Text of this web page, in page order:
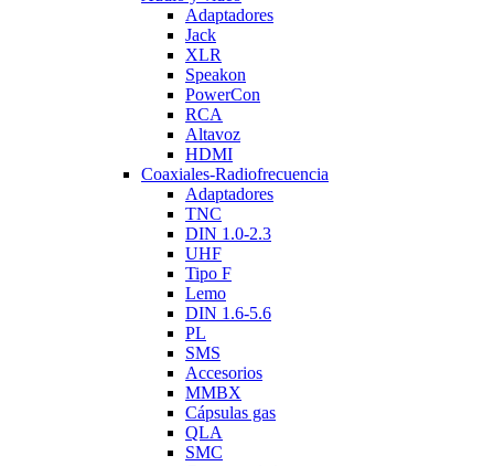
Adaptadores
Jack
XLR
Speakon
PowerCon
RCA
Altavoz
HDMI
Coaxiales-Radiofrecuencia
Adaptadores
TNC
DIN 1.0-2.3
UHF
Tipo F
Lemo
DIN 1.6-5.6
PL
SMS
Accesorios
MMBX
Cápsulas gas
QLA
SMC